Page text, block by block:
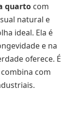
quarto com
natural e
ideal. Ela é
e na
oferece. É
com